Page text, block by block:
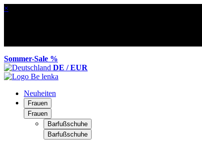
×
Sommer-Sale %
DE / EUR
Neuheiten
Frauen
Frauen
Barfußschuhe
Barfußschuhe